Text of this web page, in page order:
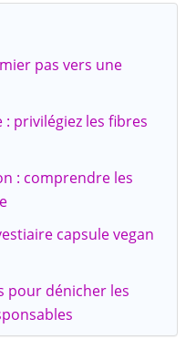
pas vers une
: privilégiez les fibres
: comprendre les
capsule vegan
pour dénicher les